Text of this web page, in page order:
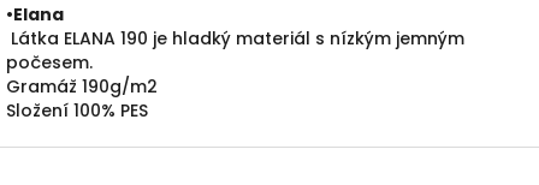
•Elana
Látka ELANA 190 je hladký materiál s nízkým jemným
počesem.
Gramáž 190g/m2
Složení 100% PES
Z